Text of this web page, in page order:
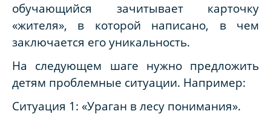
обучающийся зачитывает карточку
«жителя», в которой написано, в чем
заключается его уникальность.
На следующем шаге нужно предложить
детям проблемные ситуации. Например:
Ситуация 1: «Ураган в лесу понимания».